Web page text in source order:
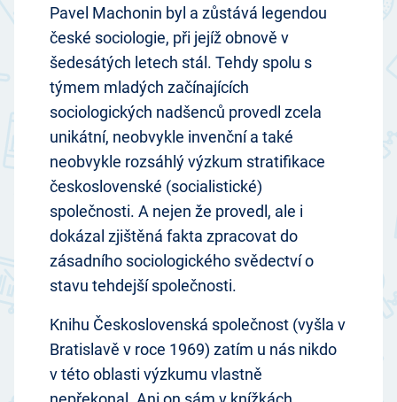
Pavel Machonin byl a zůstává legendou
české sociologie, při jejíž obnově v
šedesátých letech stál. Tehdy spolu s
týmem mladých začínajících
sociologických nadšenců provedl zcela
unikátní, neobvykle invenční a také
neobvykle rozsáhlý výzkum stratifikace
československé (socialistické)
společnosti. A nejen že provedl, ale i
dokázal zjištěná fakta zpracovat do
zásadního sociologického svědectví o
stavu tehdejší společnosti.
Knihu Československá společnost (vyšla v
Bratislavě v roce 1969) zatím u nás nikdo
v této oblasti výzkumu vlastně